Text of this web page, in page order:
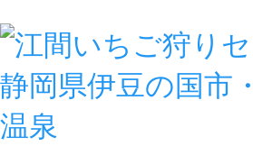
静岡県伊豆の国市
温泉